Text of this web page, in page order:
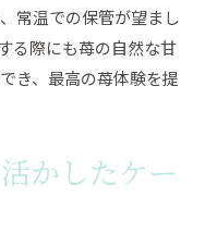
で楽しむ特別なケー
ケーキの選び方
の特選苺
セレクション
ーキの魅力
ーキ
常温での保管が望まし
る際にも苺の自然な甘
き、最高の苺体験を提
かしたケー